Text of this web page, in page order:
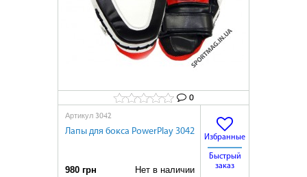
0
Артикул 3042
Лапы для бокса PowerPlay 3042
980 грн Нет в наличии
Избранные
Быстрый
заказ